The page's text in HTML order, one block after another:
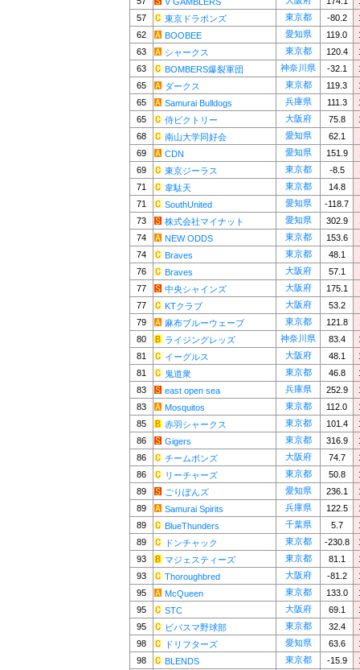
57
東京ドラポンズ 東京都 -80.2
62
BOOBEE 愛知県 119.0
63
シャークス 東京都 120.4
63
BOMBERS爆裂軍団 神奈川県 -32.1
65
ダークス 東京都 119.3
65
Samurai Bulldogs 兵庫県 111.3
65
侍ビクトリー 大阪府 75.8
68
南山大学同好会 愛知県 62.1
69
CDN 愛知県 151.9
69
東京ジーラス 東京都 -8.5
71
韋駄天 東京都 14.8
71
SouthUnited 愛知県 -118.7
73
株式会社マイナット 愛知県 302.9
74
NEW ODDS 東京都 153.6
74
Braves 東京都 48.1
76
Braves 大阪府 57.1
77
中央シャインズ 大阪府 175.1
77
KTクラブ 大阪府 53.2
79
麻布ブルーウェーブ 東京都 121.8
80
ライジングレッズ 神奈川県 83.4
81
イーグルス 大阪府 48.1
81
鬼道衆 東京都 46.8
83
east open sea 兵庫県 252.9
83
Mosquitos 東京都 112.0
85
赤羽シャークス 東京都 101.4
86
Gigers 東京都 316.9
86
チームボンズ 大阪府 74.7
86
リーチャーズ 東京都 50.8
89
ごりぽんズ 愛知県 236.1
89
Samurai Spirits 兵庫県 122.5
89
BlueThunders 千葉県 5.7
89
ドンチャック 東京都 -230.8
93
マジェスティーズ 東京都 81.1
93
Thoroughbred 大阪府 -81.2
95
McQueen 東京都 133.0
95
STC 大阪府 69.1
95
ビバスマ野球部 東京都 32.4
98
ドリフターズ 愛知県 63.6
98
BLENDS 東京都 -15.9